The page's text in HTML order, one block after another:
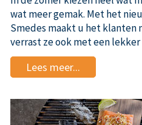
wat meer gemak. Met het
Smedes maakt u het klanten
verrast ze ook met een
Lees meer...